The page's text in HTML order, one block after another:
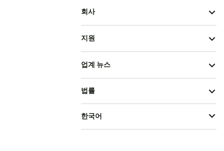
회사
지원
업계 뉴스
법률
한국어